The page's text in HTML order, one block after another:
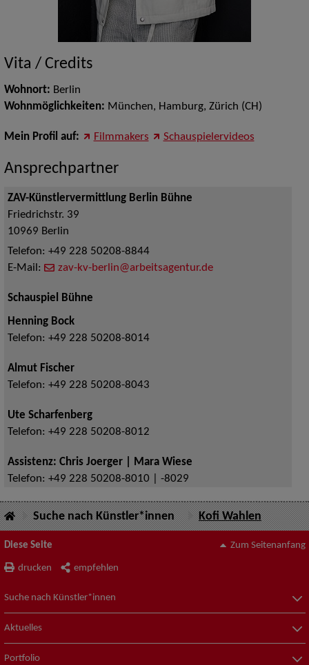
Vita / Credits
Wohnort: Berlin
Wohnmöglichkeiten: München, Hamburg, Zürich (CH)
Mein Profil auf: Filmmakers Schauspielervideos
Ansprechpartner
ZAV-Künstlervermittlung Berlin Bühne
Friedrichstr. 39
10969 Berlin
Telefon: +49 228 50208-8844
E-Mail:
zav-kv-berlin@arbeitsagentur.de
Schauspiel Bühne
Henning Bock
Telefon: +49 228 50208-8014
Almut Fischer
Telefon: +49 228 50208-8043
Ute Scharfenberg
Telefon: +49 228 50208-8012
Assistenz: Chris Joerger | Mara Wiese
Telefon: +49 228 50208-8010 | -8029
Suche nach Künstler*innen Kofi Wahlen
Diese Seite
drucken empfehlen
Zum Seitenanfang
Suche nach Künstler*innen
Aktuelles
Portfolio